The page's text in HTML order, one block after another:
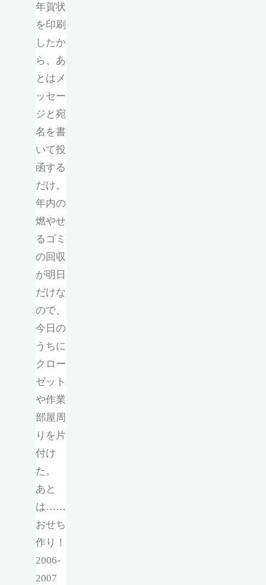
年賀状
を印刷
したか
ら、あ
とはメ
ッセー
ジと宛
名を書
いて投
函する
だけ。
年内の
燃やせ
るゴミ
の回収
が明日
だけな
ので、
今日の
うちに
クロー
ゼット
や作業
部屋周
りを片
付け
た。
あと
は……
おせち
作り！
2006-
2007